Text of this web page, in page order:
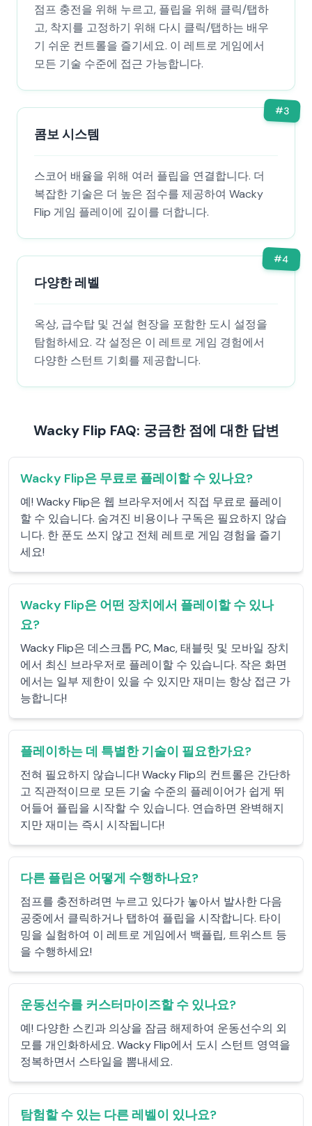
점프 충전을 위해 누르고, 플립을 위해 클릭/탭하
고, 착지를 고정하기 위해 다시 클릭/탭하는 배우
기 쉬운 컨트롤을 즐기세요. 이 레트로 게임에서
모든 기술 수준에 접근 가능합니다.
#3
콤보 시스템
스코어 배율을 위해 여러 플립을 연결합니다. 더
복잡한 기술은 더 높은 점수를 제공하여 Wacky
Flip 게임 플레이에 깊이를 더합니다.
#4
다양한 레벨
옥상, 급수탑 및 건설 현장을 포함한 도시 설정을
탐험하세요. 각 설정은 이 레트로 게임 경험에서
다양한 스턴트 기회를 제공합니다.
Wacky Flip FAQ: 궁금한 점에 대한 답변
Wacky Flip은 무료로 플레이할 수 있나요?
예! Wacky Flip은 웹 브라우저에서 직접 무료로 플레이
할 수 있습니다. 숨겨진 비용이나 구독은 필요하지 않습
니다. 한 푼도 쓰지 않고 전체 레트로 게임 경험을 즐기
세요!
Wacky Flip은 어떤 장치에서 플레이할 수 있나
요?
Wacky Flip은 데스크톱 PC, Mac, 태블릿 및 모바일 장치
에서 최신 브라우저로 플레이할 수 있습니다. 작은 화면
에서는 일부 제한이 있을 수 있지만 재미는 항상 접근 가
능합니다!
플레이하는 데 특별한 기술이 필요한가요?
전혀 필요하지 않습니다! Wacky Flip의 컨트롤은 간단하
고 직관적이므로 모든 기술 수준의 플레이어가 쉽게 뛰
어들어 플립을 시작할 수 있습니다. 연습하면 완벽해지
지만 재미는 즉시 시작됩니다!
다른 플립은 어떻게 수행하나요?
점프를 충전하려면 누르고 있다가 놓아서 발사한 다음
공중에서 클릭하거나 탭하여 플립을 시작합니다. 타이
밍을 실험하여 이 레트로 게임에서 백플립, 트위스트 등
을 수행하세요!
운동선수를 커스터마이즈할 수 있나요?
예! 다양한 스킨과 의상을 잠금 해제하여 운동선수의 외
모를 개인화하세요. Wacky Flip에서 도시 스턴트 영역을
정복하면서 스타일을 뽐내세요.
탐험할 수 있는 다른 레벨이 있나요?